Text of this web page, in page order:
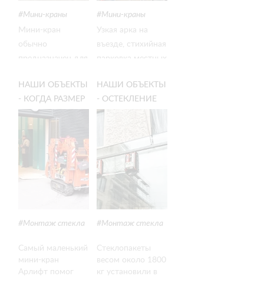
Мини-краны
Мини-кран
обычно
предназначен для
опускания грузов.
Но на этом
объекте наша
техника
справилась с
нестандартными
задачами.
Мини-краны
Узкая арка на
въезде, стихийная
парковка местных
проводов и
тетрис балконных
козырьков по
работали в
плотной
городской
НАШИ ОБЪЕКТЫ
- КОГДА РАЗМЕР
ИМЕЕТ
ЗНАЧЕНИЕ!
Монтаж стекла
Самый маленький
мини-кран
Арлифт помог
НАШИ ОБЪЕКТЫ
- ОСТЕКЛЕНИЕ
НОВОГО ОТЕЛЯ
ТЕХНИКИ
АРЛИФТ
Монтаж стекла
Стеклопакеты
весом около 1800
кг установили в